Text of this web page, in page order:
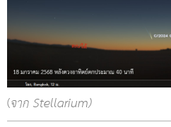
(จาก Stellarium)